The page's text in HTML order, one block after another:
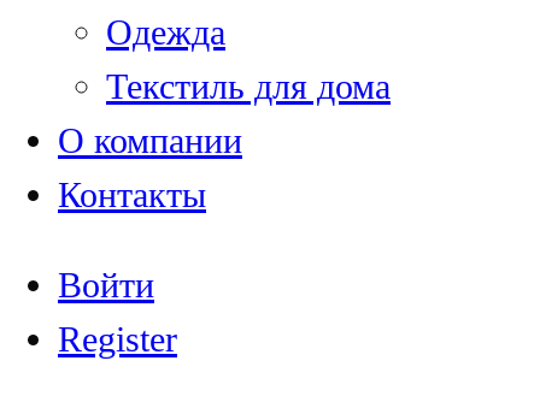
Одежда
Текстиль для дома
О компании
Контакты
Войти
Register